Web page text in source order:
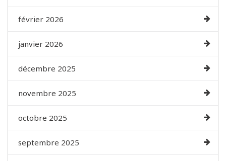
février 2026
janvier 2026
décembre 2025
novembre 2025
octobre 2025
septembre 2025